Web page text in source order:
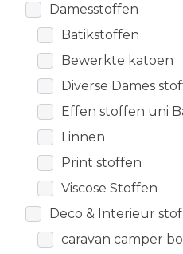
Damesstoffen
Batikstoffen
Bewerkte katoen
Diverse Dames
Effen stoffen uni
Linnen
Print stoffen
Viscose Stoffen
Deco & Interieur stof
caravan camper